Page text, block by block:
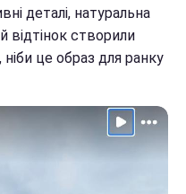
деталі, натуральна
відтінок створили
це образ для ранку